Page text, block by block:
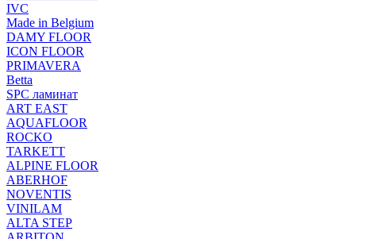
IVC
Made in Belgium
DAMY FLOOR
ICON FLOOR
PRIMAVERA
Betta
SPC ламинат
ART EAST
AQUAFLOOR
ROCKO
TARKETT
ALPINE FLOOR
ABERHOF
NOVENTIS
VINILAM
ALTA STEP